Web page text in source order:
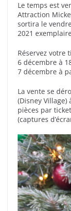
Le temps est
Attraction
sortira le
2021
Réservez votre
6 décembre à
7 décembre à
La vente se
(Disney
pièces par
(captures